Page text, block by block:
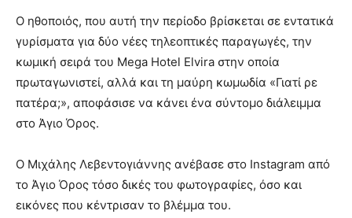
Ο ηθοποιός, που αυτή την περίοδο βρίσκεται σε εντατικά
γυρίσματα για δύο νέες τηλεοπτικές παραγωγές, την
κωμική σειρά του Mega Hotel Εlvira στην οποία
πρωταγωνιστεί, αλλά και τη μαύρη κωμωδία «Γιατί ρε
πατέρα;», αποφάσισε να κάνει ένα σύντομο διάλειμμα
στο Άγιο Όρος.
Ο Μιχάλης Λεβεντογιάννης ανέβασε στο Instagram από
το Άγιο Όρος τόσο δικές του φωτογραφίες, όσο και
εικόνες που κέντρισαν το βλέμμα του.